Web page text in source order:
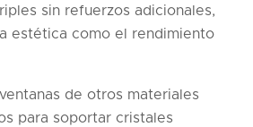
sin refuerzos adicionales,
estética como el rendimiento
de otros materiales
para soportar cristales